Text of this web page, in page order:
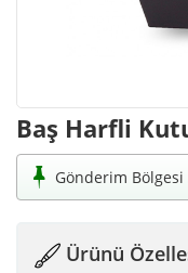
Baş Harfli
Gönderim Bölgesi
Ürünü